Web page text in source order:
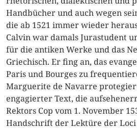
Handbücher und auch wegen
die ab 1521 immer wieder
Calvin war damals Jurastudent
für die antiken Werke und das
Griechisch. Er fing an, das
Paris und Bourges zu
Marguerite de Navarre
engagierter Text, die
Rektors Cop vom 1. November
Handschrift der Lektüre der